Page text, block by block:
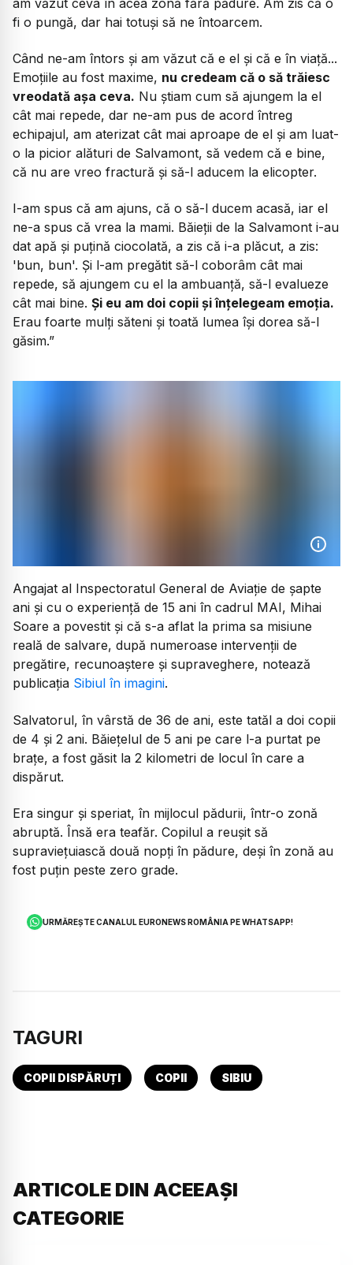
fi o pungă, dar hai totuși să ne întoarcem.
Când ne-am întors și am văzut că e el și că e în viață...
Emoțiile au fost maxime, nu credeam că o să trăiesc
vreodată așa ceva. Nu știam cum să ajungem la el
cât mai repede, dar ne-am pus de acord întreg
echipajul, am aterizat cât mai aproape de el și am luat-
o la picior alături de Salvamont, să vedem că e bine,
că nu are vreo fractură și să-l aducem la elicopter.
I-am spus că am ajuns, că o să-l ducem acasă, iar el
ne-a spus că vrea la mami. Băieții de la Salvamont i-au
dat apă și puțină ciocolată, a zis că i-a plăcut, a zis:
'bun, bun'. Și l-am pregătit să-l coborâm cât mai
repede, să ajungem cu el la ambuanță, să-l evalueze
cât mai bine. Și eu am doi copii și înțelegeam emoția.
Erau foarte mulți săteni și toată lumea își dorea să-l
găsim.”
Angajat al Inspectoratul General de Aviație de șapte
ani și cu o experiență de 15 ani în cadrul MAI, Mihai
Soare a povestit și că s-a aflat la prima sa misiune
reală de salvare, după numeroase intervenții de
pregătire, recunoaștere și supraveghere, notează
publicația Sibiul în imagini.
Salvatorul, în vârstă de 36 de ani, este tatăl a doi copii
de 4 și 2 ani. Băiețelul de 5 ani pe care l-a purtat pe
brațe, a fost găsit la 2 kilometri de locul în care a
dispărut.
Era singur și speriat, în mijlocul pădurii, într-o zonă
abruptă. Însă era teafăr. Copilul a reușit să
supraviețuiască două nopți în pădure, deși în zonă au
fost puțin peste zero grade.
URMĂREȘTE CANALUL EURONEWS ROMÂNIA PE WHATSAPP!
TAGURI
COPII DISPĂRUȚI COPII SIBIU
ARTICOLE DIN ACEEAȘI
CATEGORIE